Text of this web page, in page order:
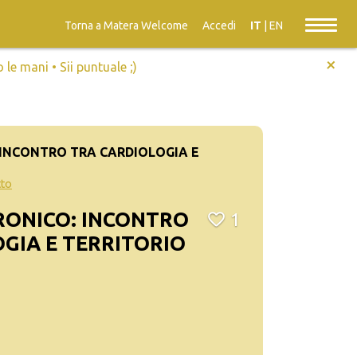
Torna a Matera Welcome Accedi IT EN
le mani • Sii puntuale ;) +
TRA CARDIOLOGIA E
INCONTRO
E TERRITORIO
1